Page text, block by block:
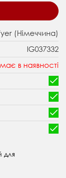
(Німеччина)
IG037332
в наявності
для